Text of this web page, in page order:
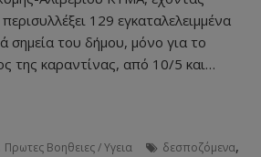
129 εγκαταλελειμμένα
σημεία του δήμου, μόνο για το
της καραντίνας, από 10/5 και…
Πρωτες Βοηθειες / Υγεια δεσποζόμενα,